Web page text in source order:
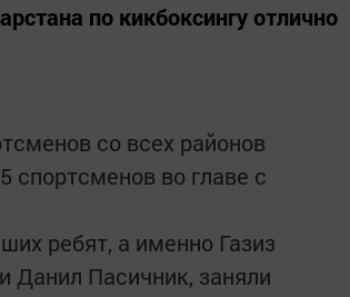
по кикбоксингу отлично
со всех районов
спортсменов во главе с
ребят, а именно Газиз
Данил Пасичник, заняли